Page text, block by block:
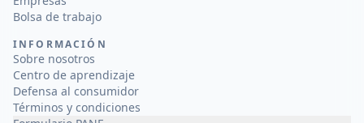
Bolsa de trabajo
INFORMACIÓN
Sobre nosotros
Centro de aprendizaje
Defensa al consumidor
Términos y condiciones